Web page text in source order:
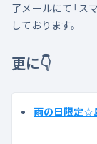
了メールにて「ス
しております。
更に👇
雨の日限定☆